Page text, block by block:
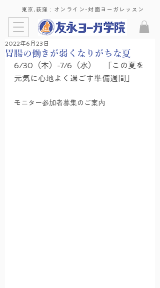
東京,荻窪 : ​オンライン-対面ヨーガレッスン
胃腸の働きが弱くなりがちな夏
2022年6月23日
6/30（木）-7/6（水）　「この夏を
元気に心地よく過ごす準備週間」
モニター参加者募集のご案内